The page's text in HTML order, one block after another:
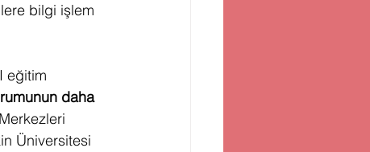
bilgi işlem
eğitim
daha
Üniversitesi